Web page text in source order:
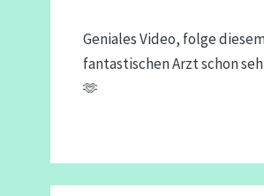
Geniales Video, folge
fantastischen Arzt schon
🫶